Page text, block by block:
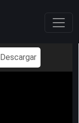
Descargar